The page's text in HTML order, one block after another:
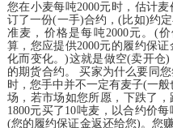
您在小麦每吨2000元时，估计
订了一份(一手)合约，(比如)约
准麦，价格是每吨2000元。(价
算，您应提供2000元的履约保
化而变化。)这就是做空(卖开仓
的期货合约。 买家为什么要同
时，您手中并不一定有麦子(一
场，若市场如您所愿，下跌了
1800元买了10吨麦，以合约价
(您的履约保证金返还给您)。您